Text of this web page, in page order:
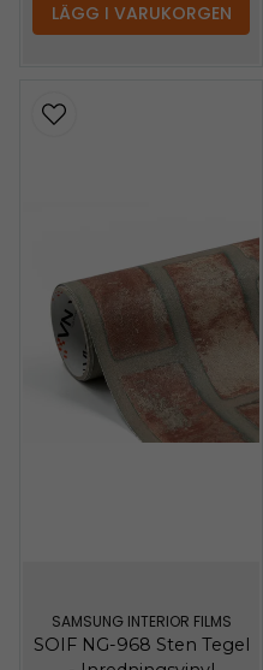
LÄGG I VARUKORGEN
SAMSUNG INTERIOR FILMS
SOIF NG-968 Sten Tegel